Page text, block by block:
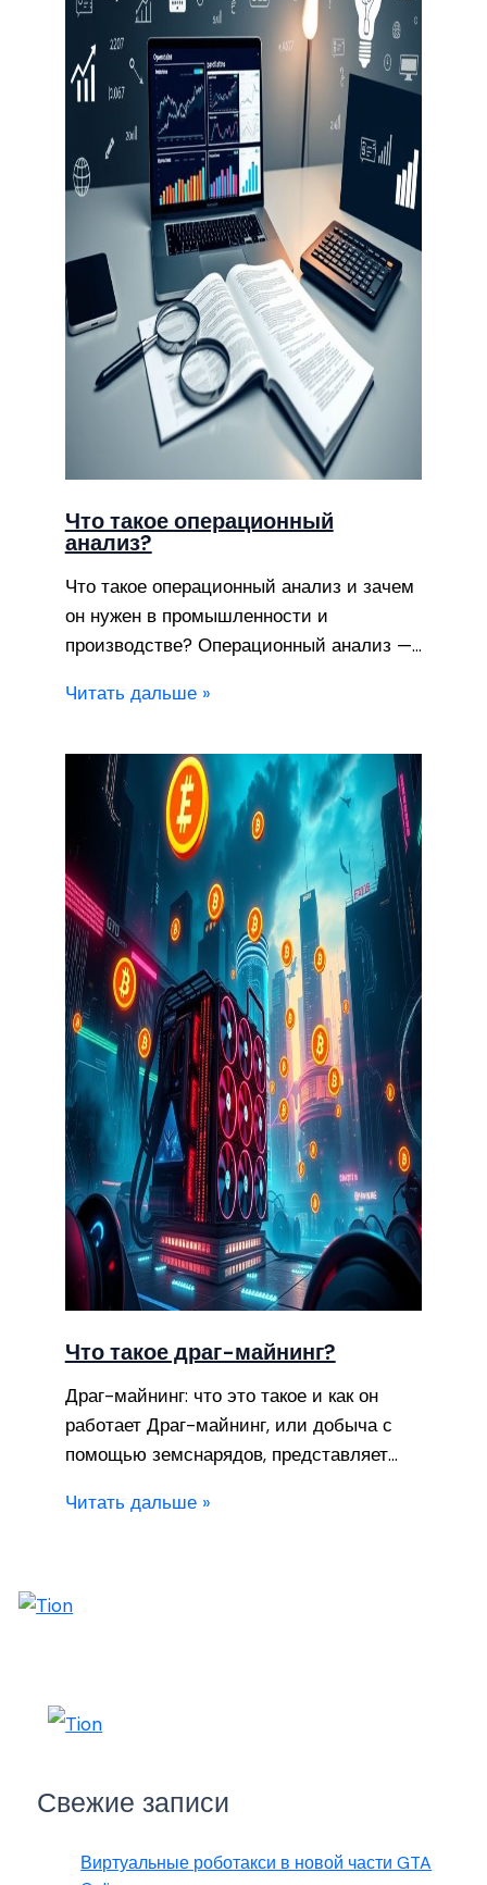
Что такое операционный
анализ?
Что такое операционный анализ и зачем
он нужен в промышленности и
производстве? Операционный анализ —…
Читать дальше »
Что такое драг-майнинг?
Драг-майнинг: что это такое и как он
работает Драг-майнинг, или добыча с
помощью земснарядов, представляет…
Читать дальше »
Свежие записи
Виртуальные роботакси в новой части GTA